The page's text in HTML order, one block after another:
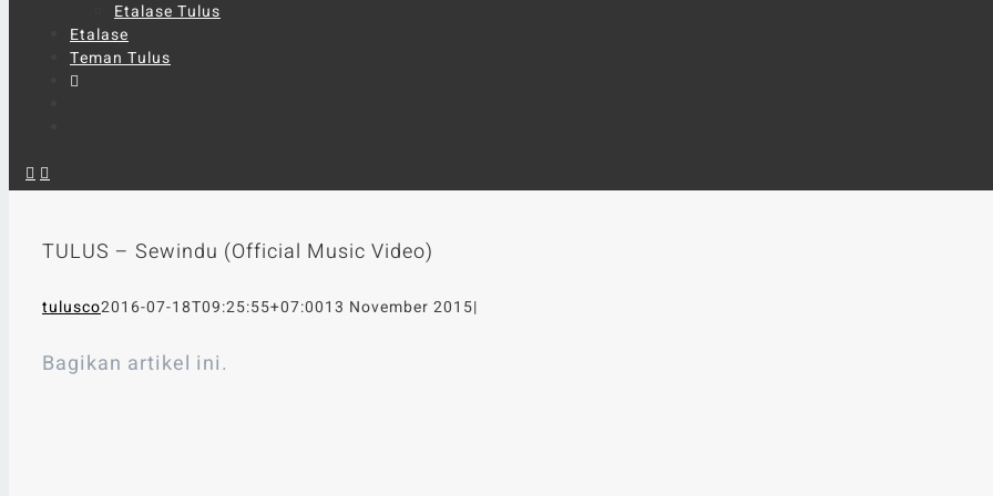
Etalase Tulus
Etalase
Teman Tulus
TULUS – Sewindu (Official Music Video)
tulusco2016-07-18T09:25:55+07:0013 November 2015|
Bagikan artikel ini.